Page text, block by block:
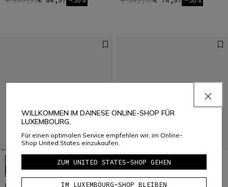
HG MATERIA - BIKE SCHUHE HG ACTO - BIKE SCHUHE
WILLKOMMEN IM DAINESE ONLINE-SHOP FÜR
LUXEMBOURG.
Für einen optimalen Service empfehlen wir, im Online-
Shop United States einzukaufen.
ZUM UNITED STATES-SHOP GEHEN
IM LUXEMBOURG-SHOP BLEIBEN